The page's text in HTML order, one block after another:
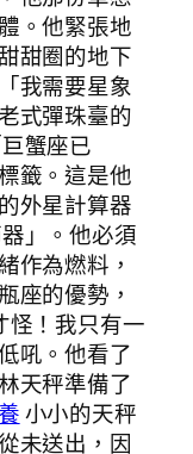
。他緊張地
甜圈的地下
我需要星象
式彈珠臺的
蟹座已
籤。這是他
外星計算器
」。他必須
作為燃料，
座的優勢，
怪！我只有一
吼。他看了
天秤準備了
小小的天秤
未送出，因